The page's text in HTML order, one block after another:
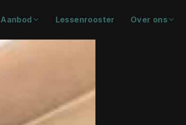
Aanbod Lessenrooster Over ons